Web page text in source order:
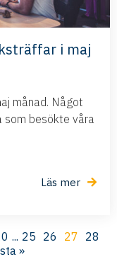
i maj
månad. Något
som besökte våra
Läs mer
... 25 26 27 28
»